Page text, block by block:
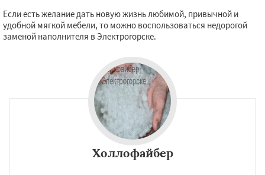
Если есть желание дать новую жизнь любимой, привычной и
удобной мягкой мебели, то можно воспользоваться недорогой
заменой наполнителя в Электрогорске.
Холлофайбер